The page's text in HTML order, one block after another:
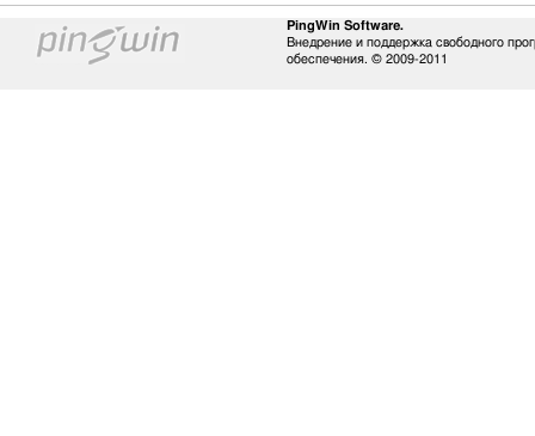
PingWin Software.
Внедрение и поддержка свободного
обеспечения. © 2009-2011